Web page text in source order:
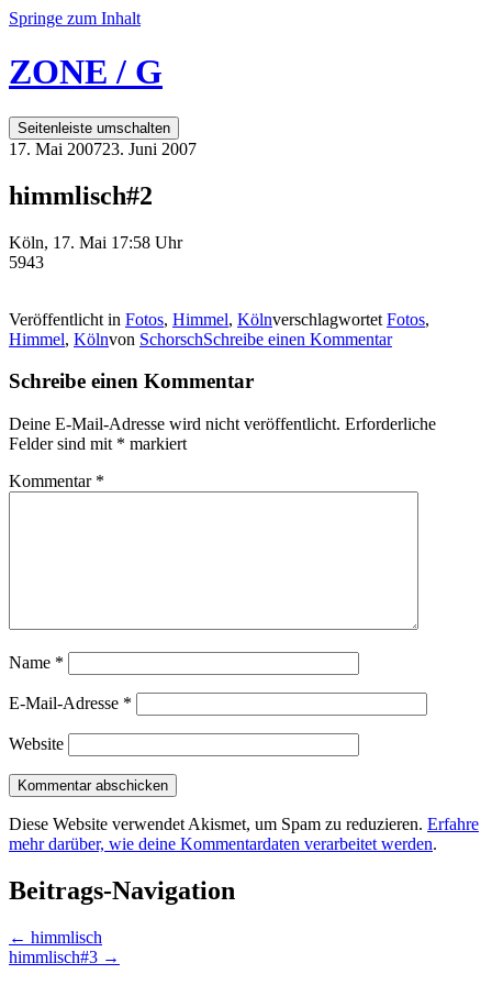
Springe zum Inhalt
ZONE / G
Seitenleiste umschalten
17. Mai 200723. Juni 2007
himmlisch#2
Köln, 17. Mai 17:58 Uhr
5943
Veröffentlicht in Fotos, Himmel, Kölnverschlagwortet Fotos,
Himmel, Kölnvon SchorschSchreibe einen Kommentar
Schreibe einen Kommentar
Deine E-Mail-Adresse wird nicht veröffentlicht. Erforderliche
Felder sind mit * markiert
Kommentar *
Name *
E-Mail-Adresse *
Website
Diese Website verwendet Akismet, um Spam zu reduzieren. Erfahre
mehr darüber, wie deine Kommentardaten verarbeitet werden.
Beitrags-Navigation
← himmlisch
himmlisch#3 →